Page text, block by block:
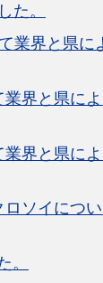
た。
業界と県に
界と県に
界と県に
ソイにつ
。